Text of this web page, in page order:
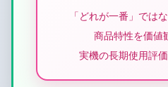
「どれが一番」では
商品特性を価値
実機の長期使用評